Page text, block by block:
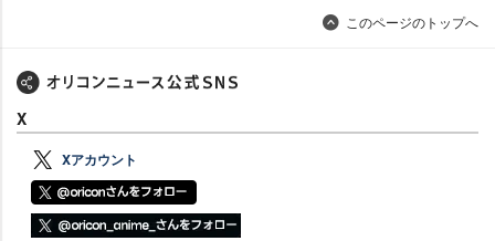
このページのトップへ
X
Xアカウント